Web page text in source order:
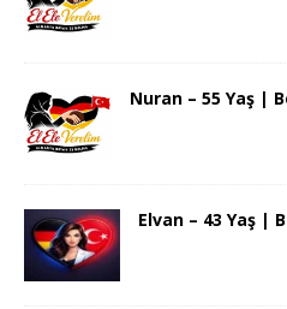
Nuran – 55 Yaş |
Elvan – 43 Yaş |